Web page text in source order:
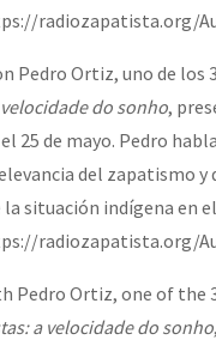
radiozapatista.org/
Pedro Ortiz, uno de los
do sonho,
25 de mayo. Pedro
del zapatismo y
la situación indígena en
radiozapatista.org/
Pedro Ortiz, one of the
a velocidade do sonho